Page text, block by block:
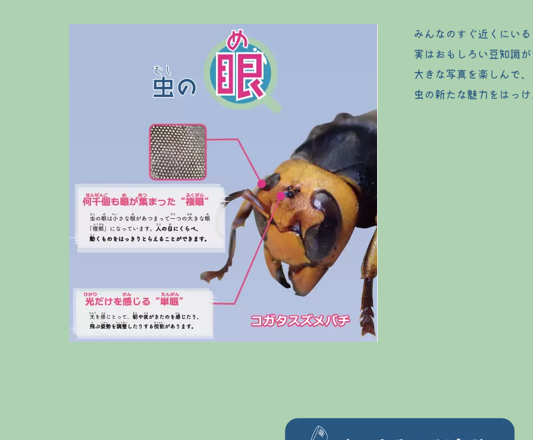
みんなのすぐ近くにいる
実はおもしろい豆知識が
大きな写真を楽しんで、
虫の新たな魅力をはっけ